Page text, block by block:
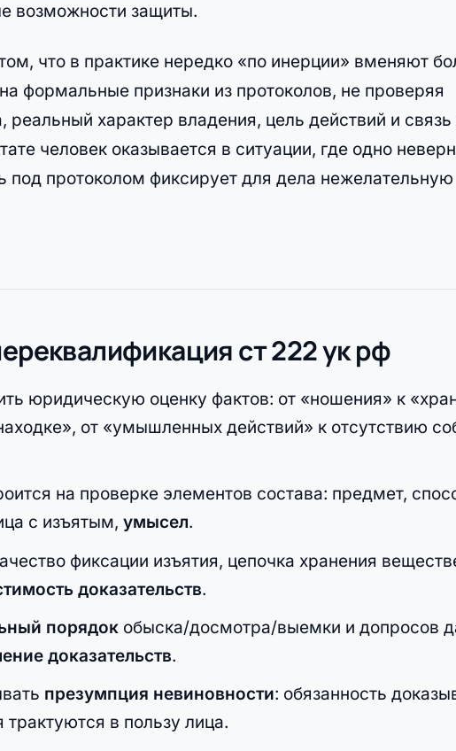
возможности защиты.
что в практике нередко «по инерции» вменяют
формальные признаки из протоколов, не проверяя
характер владения, цель действий и связь
человек оказывается в ситуации, где одно
под протоколом фиксирует для дела нежелательную
ст 222 ук рф
юридическую оценку фактов: от «ношения» к
от «умышленных действий» к отсутствию
на проверке элементов состава: предмет,
с изъятым,умысел.
фиксации изъятия, цепочка хранения
доказательств.
порядок обыска/досмотра/выемки и допросов
доказательств.
презумпция невиновности: обязанность
в пользу лица.